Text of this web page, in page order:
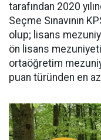
tarafından 2020
Seçme Sınavının
olup; lisans
ön lisans
ortaöğretim
puan türünden en